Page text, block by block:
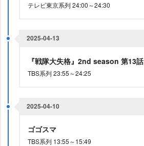
テレビ東京系列 24:00～24:30
2025-04-13
『戦隊大失格』2nd season 第13
TBS系列 23:55～24:25
2025-04-10
ゴゴスマ
TBS系列 13:55～15:49